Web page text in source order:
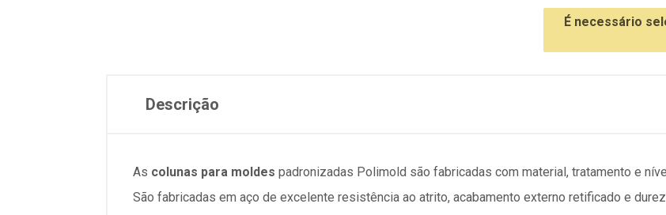
É necessário
Descrição
As colunas para moldes padronizadas Polimold são fabricadas com material, tratamento e
São fabricadas em aço de excelente resistência ao atrito, acabamento externo retificado e